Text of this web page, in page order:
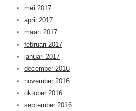
mei 2017
april 2017
maart 2017
februari 2017
januari 2017
december 2016
november 2016
oktober 2016
september 2016